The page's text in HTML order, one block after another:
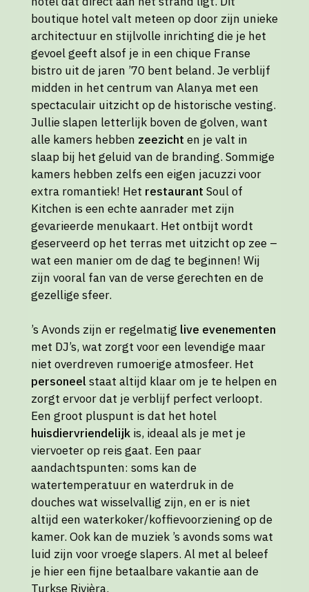
boutique hotel valt meteen op door zijn unieke
architectuur en stijlvolle inrichting die je het
gevoel geeft alsof je in een chique Franse
bistro uit de jaren ’70 bent beland. Je verblijf
midden in het centrum van Alanya met een
spectaculair uitzicht op de historische vesting.
Jullie slapen letterlijk boven de golven, want
alle kamers hebben zeezicht en je valt in
slaap bij het geluid van de branding. Sommige
kamers hebben zelfs een eigen jacuzzi voor
extra romantiek! Het restaurant Soul of
Kitchen is een echte aanrader met zijn
gevarieerde menukaart. Het ontbijt wordt
geserveerd op het terras met uitzicht op zee –
wat een manier om de dag te beginnen! Wij
zijn vooral fan van de verse gerechten en de
gezellige sfeer.
’s Avonds zijn er regelmatig live evenementen
met DJ’s, wat zorgt voor een levendige maar
niet overdreven rumoerige atmosfeer. Het
personeelstaat altijd klaar om je te helpen en
zorgt ervoor dat je verblijf perfect verloopt.
Een groot pluspunt is dat het hotel
huisdiervriendelijk is, ideaal als je met je
viervoeter op reis gaat. Een paar
aandachtspunten: soms kan de
watertemperatuur en waterdruk in de
douches wat wisselvallig zijn, en er is niet
altijd een waterkoker/koffievoorziening op de
kamer. Ook kan de muziek ’s avonds soms wat
luid zijn voor vroege slapers. Al met al beleef
je hier een fijne betaalbare vakantie aan de
Turkse Rivièra.